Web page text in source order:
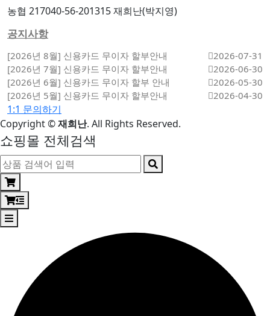
농협 217040-56-201315 재희난(박지영)
공지사항
[2026년 8월] 신용카드 무이자 할부안내
2026-07-31
[2026년 7월] 신용카드 무이자 할부안내
2026-06-30
[2026년 6월] 신용카드 무이자 할부 안내
2026-05-30
[2026년 5월] 신용카드 무이자 할부안내
2026-04-30
1:1 문의하기
Copyright©재희난. All Rights Reserved.
쇼핑몰 전체검색